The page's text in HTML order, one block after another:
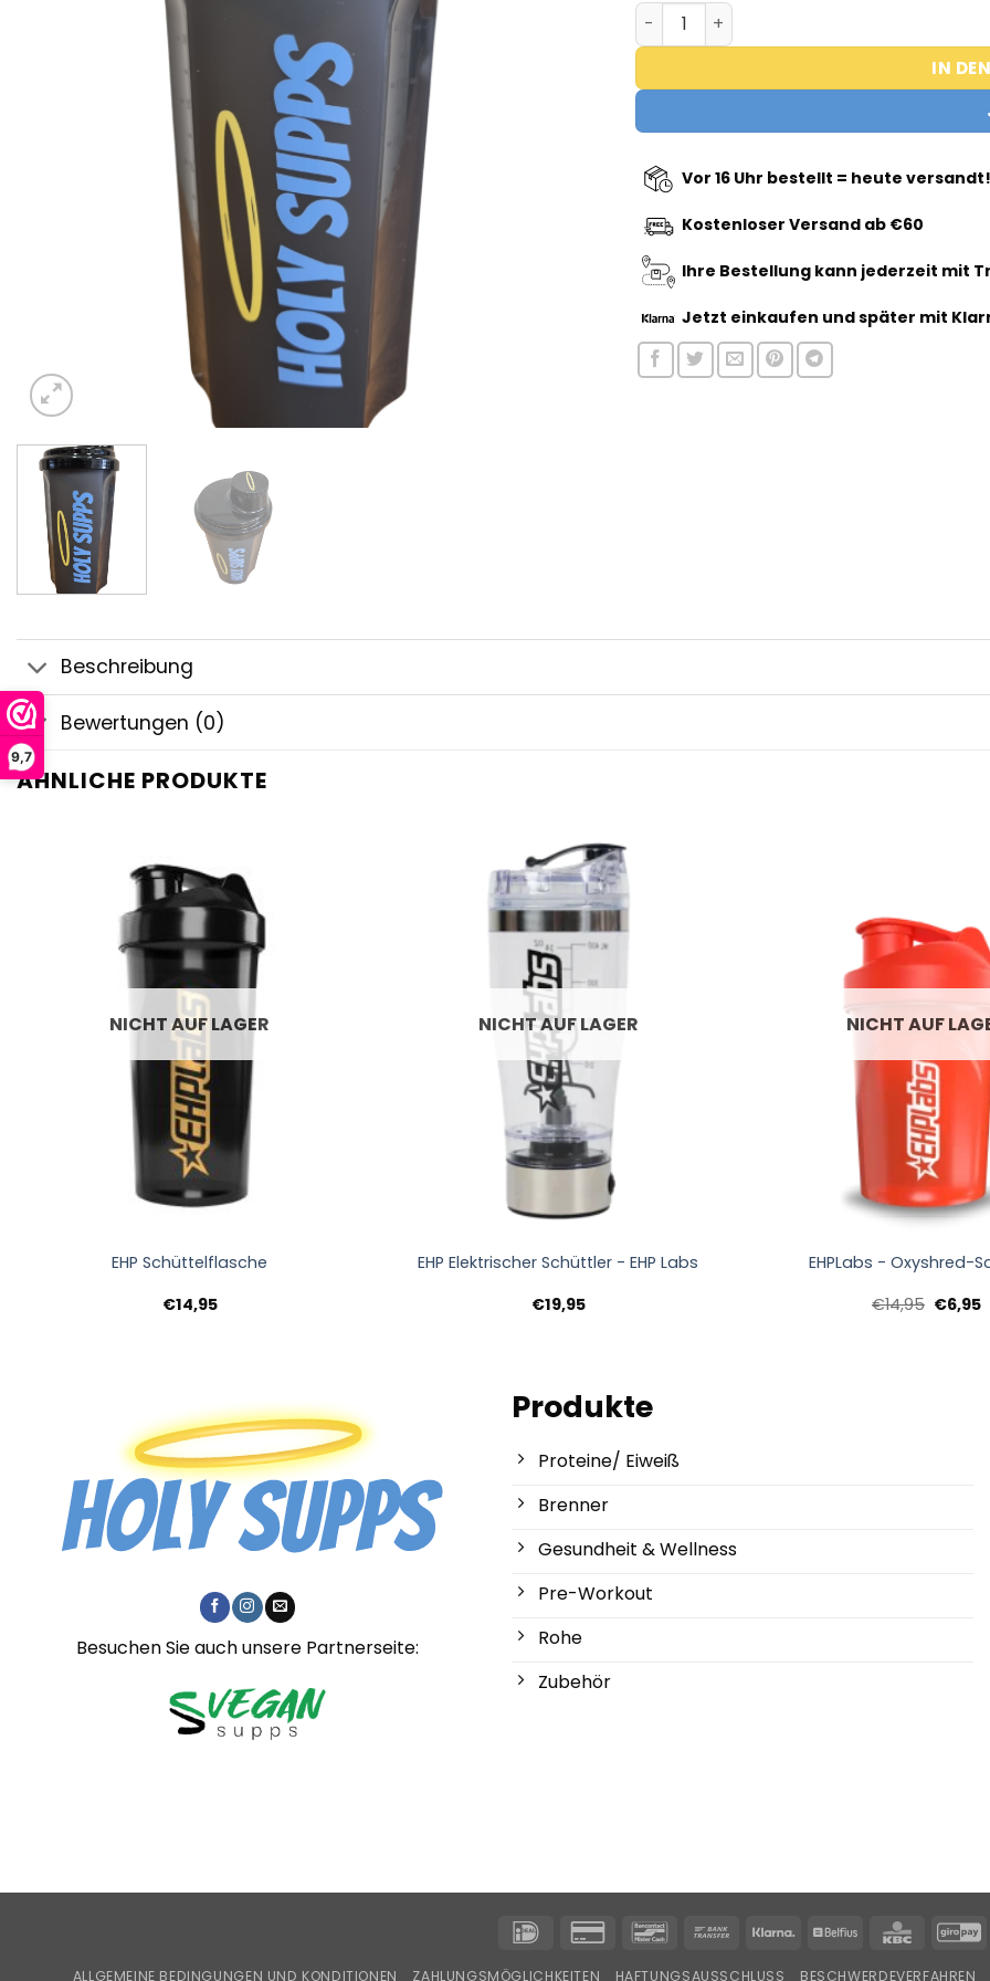
9,7
Holy-Supps - Shakebeker Menge
IN
Vor 16 Uhr bestellt = heute versandt!
Kostenloser Versand ab €60
Ihre Bestellung kann jederzeit mit
Jetzt einkaufen und später mit
Beschreibung
Bewertungen (0)
ÄHNLICHE PRODUKTE
NICHT AUF LAGER
EHP Schüttelflasche
€14,95
NICHT AUF LAGER
EHP Elektrischer Schüttler - EHP Labs
€19,95
NICHT AUF
EHPLabs - Oxyshred-
€14,95
Preis
€6,95
Besuchen Sie auch unsere Partnerseite:
Produkte
Proteine/ Eiweiß
Brenner
Gesundheit & Wellness
Pre-Workout
Rohe
Zubehör
IDeal
KreditkarteBancontactBanküberweisung
Klarna Belfius KBC
ALLGEMEINE BEDINGUNGEN UND KONDITIONEN ZAHLUNGSMÖGLICHKEITEN HAFTUNGSAUSSCHLUSS BESCHWERDEVERFAHREN